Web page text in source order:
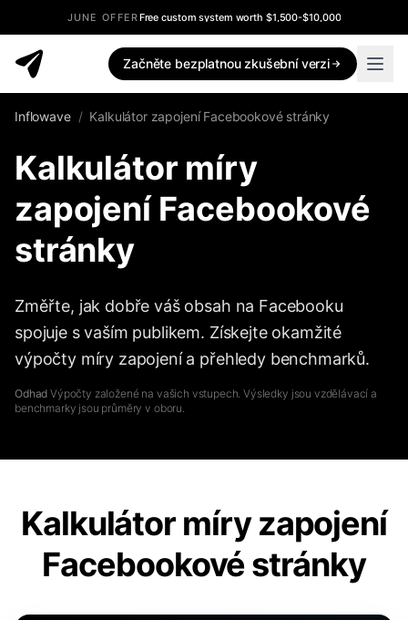
JUNE OFFERFree custom system worth $1,500-$10,000
Začněte bezplatnou zkušební verzi
Inflowave / Kalkulátor zapojení Facebookové stránky
Kalkulátor míry
zapojení Facebookové
stránky
Změřte, jak dobře váš obsah na Facebooku
spojuje s vaším publikem. Získejte okamžité
výpočty míry zapojení a přehledy benchmarků.
Odhad Výpočty založené na vašich vstupech. Výsledky jsou vzdělávací a
benchmarky jsou průměry v oboru.
Kalkulátor míry zapojení
Facebookové stránky